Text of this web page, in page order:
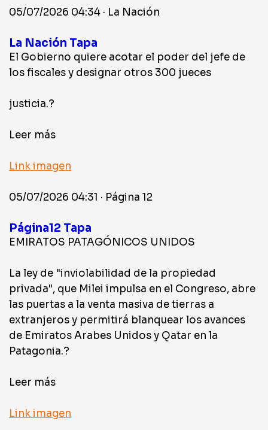
05/07/2026 04:34 · La Nación
La Nación Tapa
El Gobierno quiere acotar el poder del jefe de
los fiscales y designar otros 300 jueces
justicia.?
Leer más
Link imagen
05/07/2026 04:31 · Página 12
Página12 Tapa
EMIRATOS PATAGÓNICOS UNIDOS
La ley de "inviolabilidad de la propiedad
privada", que Milei impulsa en el Congreso, abre
las puertas a la venta masiva de tierras a
extranjeros y permitirá blanquear los avances
de Emiratos Arabes Unidos y Qatar en la
Patagonia.?
Leer más
Link imagen